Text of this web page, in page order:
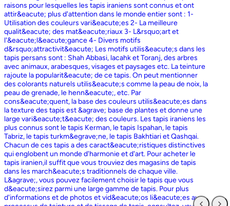
raisons pour lesquelles les tapis iraniens sont connus et ont
attir&eacute; plus d'attention dans le monde entier sont : 1-
Utilisation des couleurs vari&eacute;es 2- La meilleure
qualit&eacute; des mat&eacute;riaux 3- L&rsquo;art et
l'&eacute;l&eacute;gance 4- Divers motifs
d&rsquo;attractivit&eacute; Les motifs utilis&eacute;s dans les
tapis persans sont : Shah Abbasi, lacahk et Toranj, des arbres
avec animaux, arabesques, visages et paysages etc. La teinture
rajoute la popularit&eacute; de ce tapis. On peut mentionner
des colorants naturels utilis&eacute;s comme la peau de noix, la
peau de grenade, le henn&eacute;, etc. Par
cons&eacute;quent, la base des couleurs utilis&eacute;es dans
la texture des tapis est &agrave; base de plantes et donne une
large vari&eacute;t&eacute; des couleurs. Les tapis iraniens les
plus connus sont le tapis Kerman, le tapis Ispahan, le tapis
Tabriz, le tapis turkm&egrave;ne, le tapis Bakhtiari et Qashqai.
Chacun de ces tapis a des caract&eacute;ristiques distinctives
qui englobent un monde d'harmonie et d'art. Pour acheter le
tapis iranien,il suffit que vous trouviez des magasins de tapis
dans les march&eacute;s traditionnels de chaque ville.
L&agrave;, vous pouvez facilement choisir le tapis que vous
d&eacute;sirez parmi une large gamme de tapis. Pour plus
d'informations et de photos et vid&eacute;os li&eacute;es au